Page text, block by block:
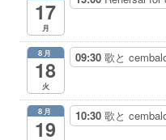
17
月
8月
18
火
09:30 歌と
8月
19
10:30 歌と